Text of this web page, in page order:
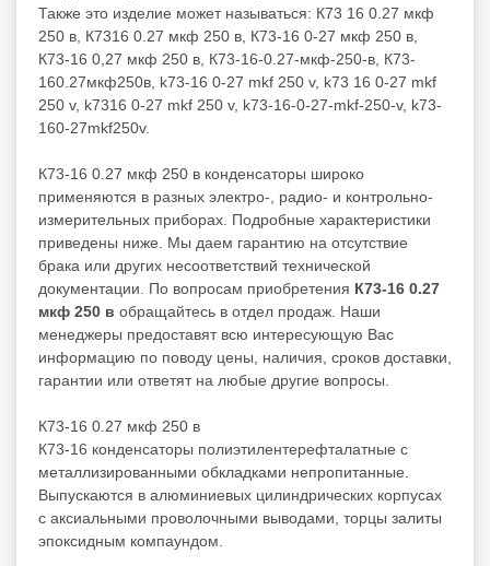
Также это изделие может называться: К73 16 0.27 мкф
250 в, К7316 0.27 мкф 250 в, К73-16 0-27 мкф 250 в,
К73-16 0,27 мкф 250 в, К73-16-0.27-мкф-250-в, К73-
160.27мкф250в, k73-16 0-27 mkf 250 v, k73 16 0-27 mkf
250 v, k7316 0-27 mkf 250 v, k73-16-0-27-mkf-250-v, k73-
160-27mkf250v.
К73-16 0.27 мкф 250 в конденсаторы широко
применяются в разных электро-, радио- и контрольно-
измерительных приборах. Подробные характеристики
приведены ниже. Мы даем гарантию на отсутствие
брака или других несоответствий технической
документации. По вопросам приобретения К73-16 0.27
мкф 250 в обращайтесь в отдел продаж. Наши
менеджеры предоставят всю интересующую Вас
информацию по поводу цены, наличия, сроков доставки,
гарантии или ответят на любые другие вопросы.
К73-16 0.27 мкф 250 в
К73-16 конденсаторы полиэтилентерефталатные с
металлизированными обкладками непропитанные.
Выпускаются в алюминиевых цилиндрических корпусах
с аксиальными проволочными выводами, торцы залиты
эпоксидным компаундом.